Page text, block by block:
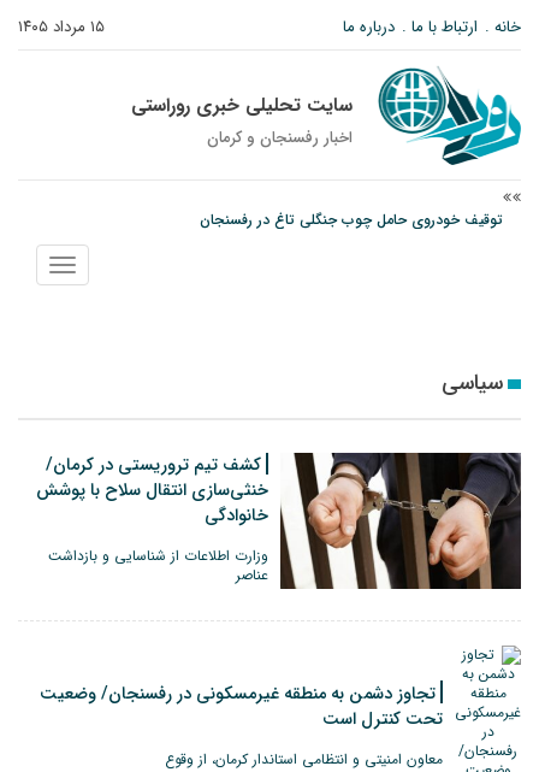
۱۵ مرداد ۱۴۰۵ خانه ارتباط با ما درباره ما
سایت تحلیلی خبری روراستی
اخبار رفسنجان و كرمان
توقیف خودروی حامل چوب جنگلی تاغ در رفسنجان
دادستان رفسنجان: رفع مشکلات ایستگاه راه‌آهن احمدآباد با قید فوریت پیگیری
نمایش
منو
سیاسی
کشف تیم تروریستی در کرمان/
خنثی‌سازی انتقال سلاح با پوشش
خانوادگی
وزارت اطلاعات از شناسایی و بازداشت
عناصر
تجاوز دشمن به منطقه‌ غیرمسکونی در رفسنجان/ وضعیت
تحت کنترل است
معاون امنیتی و انتظامی استاندار کرمان، از وقوع